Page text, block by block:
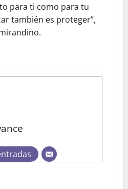
para ti como para tu
también es proteger”,